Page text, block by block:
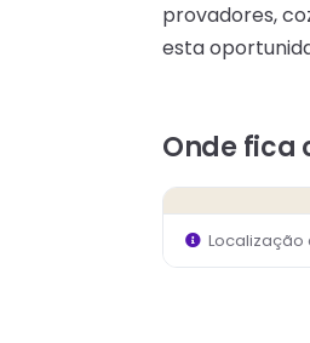
provadores,
esta
Onde fica